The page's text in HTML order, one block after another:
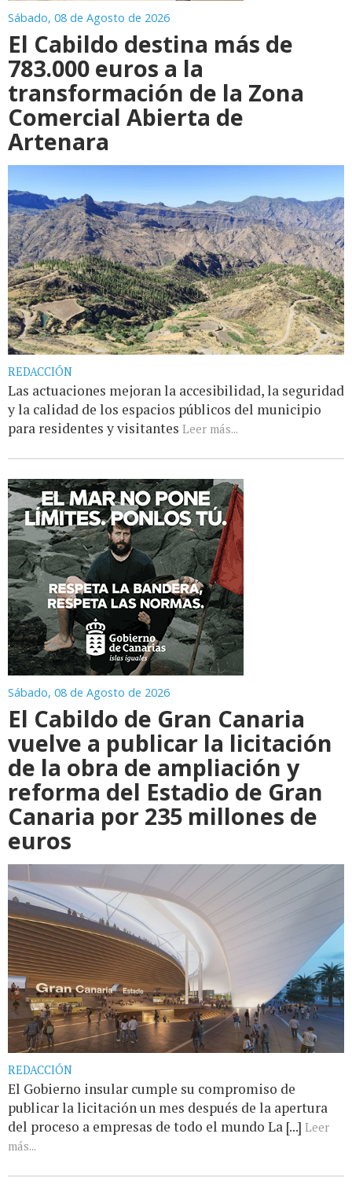
Sábado, 08 de Agosto de 2026
El Cabildo destina más de
783.000 euros a la
transformación de la Zona
Comercial Abierta de
Artenara
REDACCIÓN
Las actuaciones mejoran la accesibilidad, la seguridad
y la calidad de los espacios públicos del municipio
para residentes y visitantes Leer más...
Sábado, 08 de Agosto de 2026
El Cabildo de Gran Canaria
vuelve a publicar la licitación
de la obra de ampliación y
reforma del Estadio de Gran
Canaria por 235 millones de
euros
REDACCIÓN
El Gobierno insular cumple su compromiso de
publicar la licitación un mes después de la apertura
del proceso a empresas de todo el mundo La [...] Leer
más...